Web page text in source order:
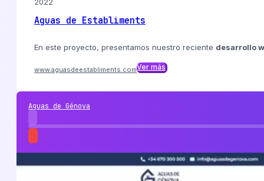
Aguas de Establiments
En este proyecto, presentamos nuestro reciente desarrollo
www.aguasdeestabliments.comVer más
Aguas de Génova